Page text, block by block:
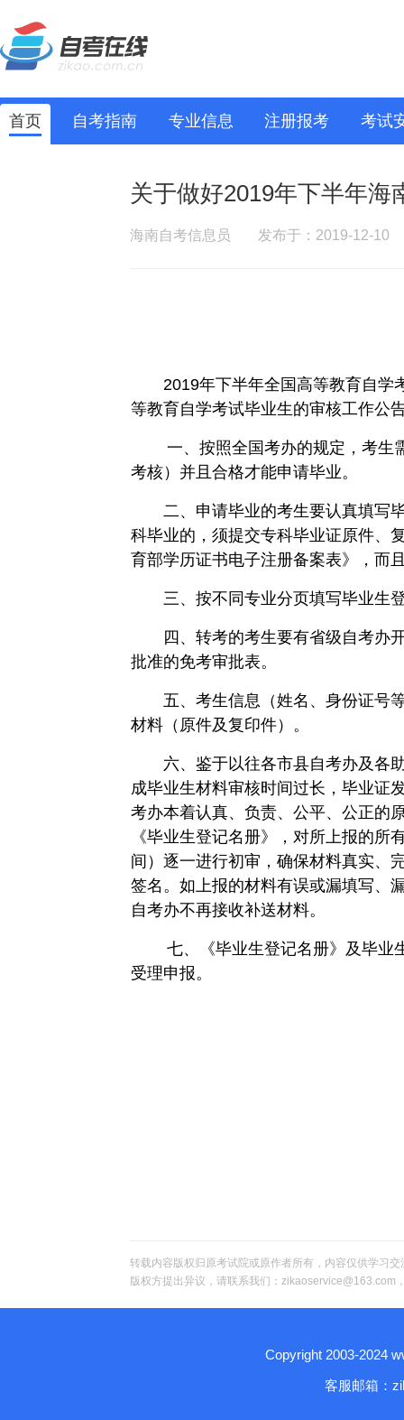
首页 自考指南 专业信息 注册报考 考试
关于做好2019年下半年
海南自考信息员 发布于：2019-12-10
2019年下半年全国高等教育自学
等教育自学考试毕业生的审核工作公
一、按照全国考办的规定，考生
考核）并且合格才能申请毕业。
二、申请毕业的考生要认真填写
科毕业的，须提交专科毕业证原件、
育部学历证书电子注册备案表》，而
三、按不同专业分页填写毕业生
四、 转考的考生要有省级自考办
批准的免考审批表。
五、考生信息（姓名、身份证号
材料（原件及复印件）。
六、鉴于以往各市县自考办及各
成毕业生材料审核时间过长， 毕业证
考办本着认真、负责、公平、公正的
《毕业生登记名册》，对所上报的
间）逐一进行初审，确保材料真实、
签名。如上报的材料有误或漏填写、
自考办不再接收补送材料。
七、《毕业生登记名册》及毕业
受理申报。
转载内容版权归原考试院或原作者所有，内容仅供学习
版权方提出异议，请联系我们：zikaoservice@163.com
Copyright 2003-2024
客服邮箱：